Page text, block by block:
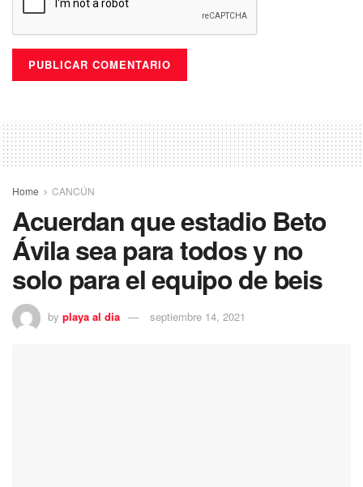
Home CANCÚN
Acuerdan que estadio Beto
Ávila sea para todos y no
solo para el equipo de beis
by playa al dia septiembre 14, 2021